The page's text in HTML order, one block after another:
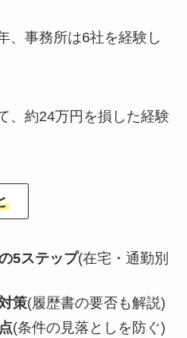
、事務所は6社を経験し
、約24万円を損した経験
5ステップ(在宅・通勤別
策(履歴書の要否も解説)
(条件の見落としを防ぐ)